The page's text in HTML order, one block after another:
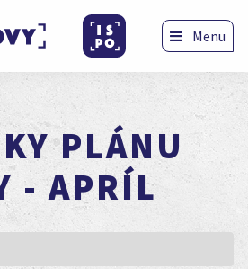
Menu
PLÁNU
- APRÍL